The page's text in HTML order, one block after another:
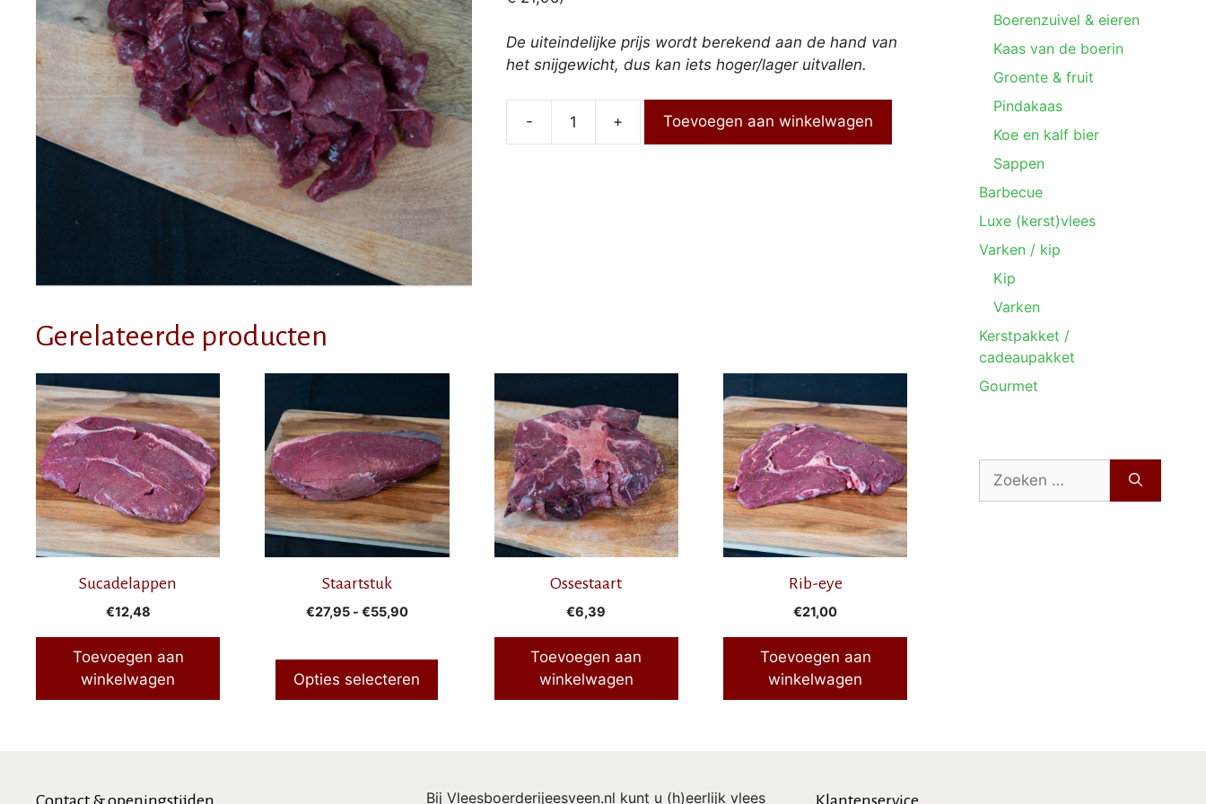
De uiteindelijke prijs wordt berekend aan de hand van
het snijgewicht, dus kan iets hoger/lager uitvallen.
-
Runderpoulet
+ Toevoegen aan winkelwagen
Gerelateerde producten
Sucadelappen
€12,48
Toevoegen aan
winkelwagen
Staartstuk
€27,95 - €55,90Prijsklasse:
Opties selecteren
product
heeft
meerdere
variaties.
Deze
optie
kan
gekozen
Ossestaart
€6,39
Toevoegen aan
winkelwagen
Rib-eye
€21,00
Toevoegen aan
winkelwagen
Boerenzuivel & eieren
Kaas van de boerin
Groente & fruit
Pindakaas
Koe en kalf bier
Sappen
Barbecue
Luxe (kerst)vlees
Varken / kip
Kip
Varken
Kerstpakket /
cadeaupakket
Gourmet
Zoek
naar:
Contact & openingstijden Bij Vleesboerderijeesveen.nl kunt u (h)eerlijk vlees Klantenservice